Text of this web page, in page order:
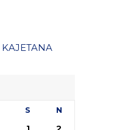
KAJETANA
S
N